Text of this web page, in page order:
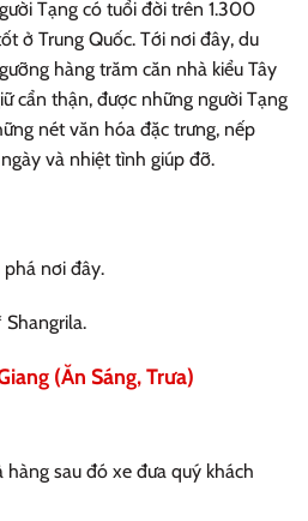
Tạng có tuổi đời trên 1.300
ở Trung Quốc. Tới nơi đây, du
hàng trăm căn nhà kiểu Tây
cẩn thận, được những người Tạng
nét văn hóa đặc trưng, nếp
và nhiệt tình giúp đỡ.
nơi đây.
(Ăn Sáng, Trưa)
sau đó xe đưa quý khách